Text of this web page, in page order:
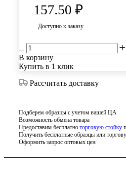
157.50 ₽
Доступно к заказу
В корзину
Купить в 1 клик
Рассчитать доставку
Подберем образцы с учетом вашей ЦА
Возможность обмена товара
Предоставим бесплатно торговую стойку
Получить бесплатные образцы или
Оформить запрос оптовых цен